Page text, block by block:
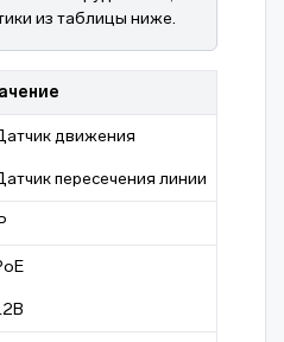
из таблицы ниже.
движения
пересечения линии